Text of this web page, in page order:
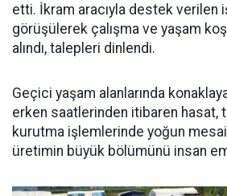
etti. İkram aracıyla destek verilen
görüşülerek çalışma ve yaşam
alındı, talepleri dinlendi.
Geçici yaşam alanlarında
erken saatlerinden itibaren hasat,
kurutma işlemlerinde yoğun
üretimin büyük bölümünü insan